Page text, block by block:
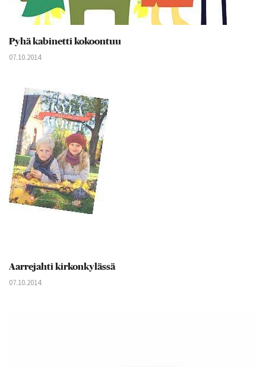
Pyhä kabinetti kokoontuu
07.10.2014
Aarrejahti kirkonkylässä
07.10.2014